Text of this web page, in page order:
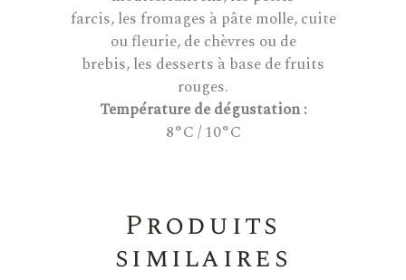
farcis, les fromages à pâte molle, cuite
ou fleurie, de chèvres ou de
brebis, les desserts à base de fruits
rouges.
Température de dégustation :
8°C / 10°C
Produits
similaires